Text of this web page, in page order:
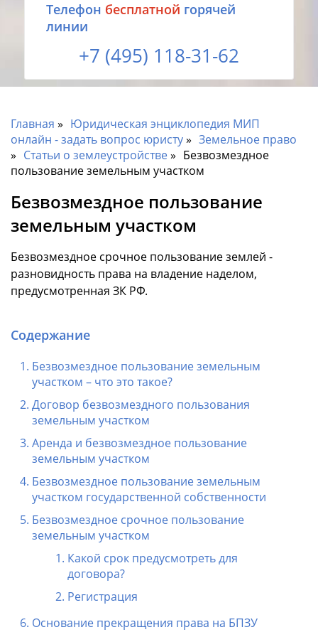
Tелефон бесплатной горячей
линии
+7 (495) 118-31-62
Главная
Юридическая энциклопедия МИП
онлайн - задать вопрос юристу
Земельное право
Статьи о землеустройстве
Безвозмездное
пользование земельным участком
Безвозмездное пользование
земельным участком
Безвозмездное срочное пользование землей -
разновидность права на владение наделом,
предусмотренная ЗК РФ.
Содержание
Безвозмездное пользование земельным
участком – что это такое?
Договор безвозмездного пользования
земельным участком
Аренда и безвозмездное пользование
земельным участком
Безвозмездное пользование земельным
участком государственной собственности
Безвозмездное срочное пользование
земельным участком
Какой срок предусмотреть для
договора?
Регистрация
Основание прекращения права на БПЗУ